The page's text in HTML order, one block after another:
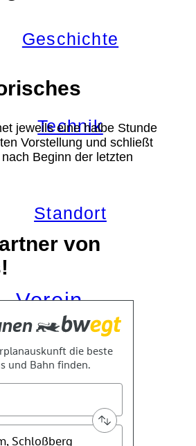
Geschichte
Technik
Standort
Verein
Suche
jeweils eine halbe Stunde
Vorstellung und schließt
Beginn der letzten
von